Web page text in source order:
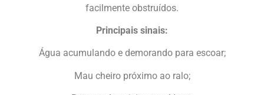
facilmente obstruídos.
Principais sinais:
Água acumulando e demorando para escoar;
Mau cheiro próximo ao ralo;